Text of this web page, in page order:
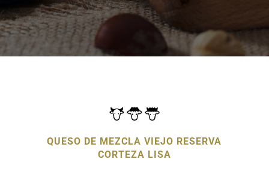
QUESO DE MEZCLA VIEJO RESERVA
CORTEZA LISA